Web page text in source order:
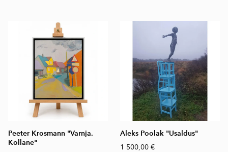
Peeter Krosmann "Varnja.
Kollane"
Aleks Poolak "Usaldus"
1 500,00 €